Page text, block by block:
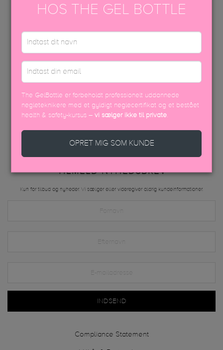
Skalhuse 10
FØLG OS
TILMELD NYHEDSBREV
Kun for tilbud og nyheder. Vi sælger eller videregiver aldrig kundeinformationer.
INDSEND
Compliance Statement
HOS THE GEL BOTTLE
The GelBottle er forbeholdt professionelt uddannede
negleteknikere med et gyldigt neglecertifikat og et bestået
health & safety-kursus –vi sælger ikke til private.
OPRET MIG SOM KUNDE